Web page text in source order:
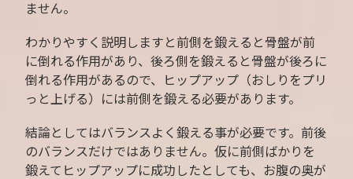
ません。
わかりやすく説明しますと前側を鍛えると骨盤が前
に倒れる作用があり、後ろ側を鍛えると骨盤が後ろに
倒れる作用があるので、ヒップアップ（おしりをプリ
っと上げる）には前側を鍛える必要があります。
結論としてはバランスよく鍛える事が必要です。前後
のバランスだけではありません。仮に前側ばかりを
鍛えてヒップアップに成功したとしても、お腹の奥が